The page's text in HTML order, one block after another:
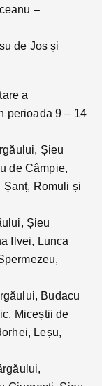
–
de Jos și
a
perioada 9 – 14
Șieu
de Câmpie,
Șanț, Romuli și
Șieu
Ilvei, Lunca
Budacu
Miceștii de
Leșu,